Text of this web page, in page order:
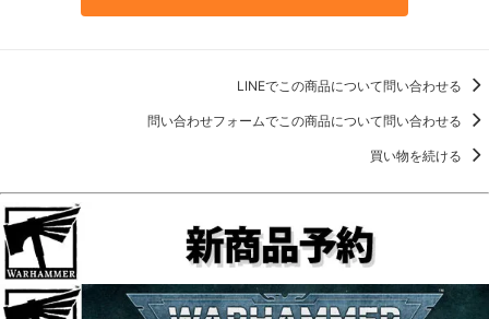
LINEでこの商品について問い合わせる
問い合わせフォームでこの商品について問い合わせる
買い物を続ける